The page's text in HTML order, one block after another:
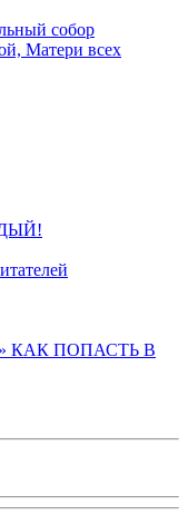
собор
Матери всех
КАК ПОПАСТЬ В